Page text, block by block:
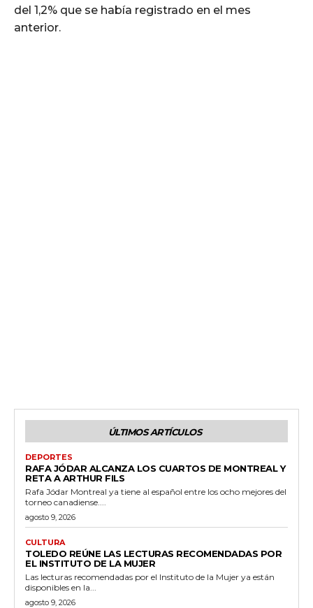
del 1,2% que se había registrado en el mes
anterior.
ÚLTIMOS ARTÍCULOS
DEPORTES
RAFA JÓDAR ALCANZA LOS CUARTOS DE MONTREAL Y
RETA A ARTHUR FILS
Rafa Jódar Montreal ya tiene al español entre los ocho mejores del
torneo canadiense....
agosto 9, 2026
CULTURA
TOLEDO REÚNE LAS LECTURAS RECOMENDADAS POR
EL INSTITUTO DE LA MUJER
Las lecturas recomendadas por el Instituto de la Mujer ya están
disponibles en la...
agosto 9, 2026